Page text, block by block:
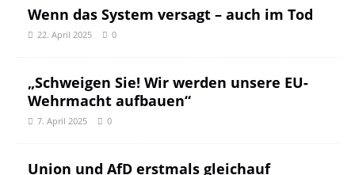
Wenn das System versagt – auch im Tod
22. April 2025 0
„Schweigen Sie! Wir werden unsere EU-
Wehrmacht aufbauen“
7. April 2025 0
Union und AfD erstmals gleichauf